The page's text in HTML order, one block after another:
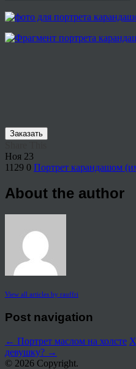
Заказать
Ноя 23
1129 0 Портрет карандашом
About the author
View all articles by rauffri
Post navigation
← Портрет маслом на холсте
девушку? →
© 2026 Copyright.